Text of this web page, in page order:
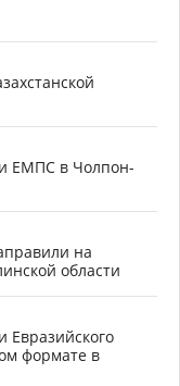
ЕМПС в Чолпон-
на
области
Евразийского
формате в